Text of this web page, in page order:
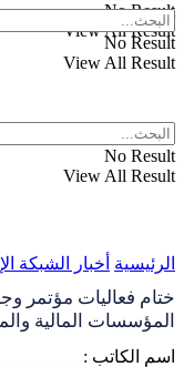
No Result
View All Result
No Result
View All Result
No Result
View All Result
الرئيسية أخبار الشبكة
ختام فعاليات مؤتمر
المؤسسات المالية
اسم الكاتب :